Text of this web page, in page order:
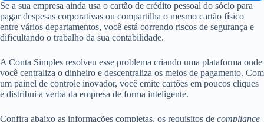
Se a sua empresa ainda usa o cartão de crédito pessoal do sócio para
pagar despesas corporativas ou compartilha o mesmo cartão físico
entre vários departamentos, você está correndo riscos de segurança e
dificultando o trabalho da sua contabilidade.
A Conta Simples resolveu esse problema criando uma plataforma onde
você centraliza o dinheiro e descentraliza os meios de pagamento. Com
um painel de controle inovador, você emite cartões em poucos cliques
e distribui a verba da empresa de forma inteligente.
Confira abaixo as informações completas, os requisitos de compliance